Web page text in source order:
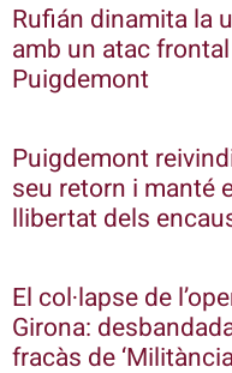
Rufián dinamita la
amb un atac
Puigdemont
Puigdemont
seu retorn i manté
llibertat dels
El col·lapse de
Girona:
fracàs de